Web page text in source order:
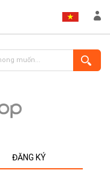
ĐĂNG KÝ